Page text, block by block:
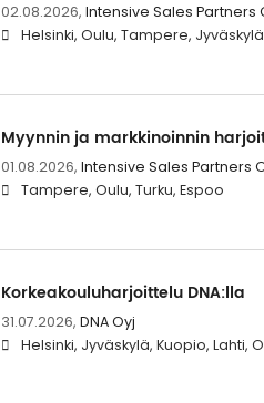
02.08.2026, Intensive Sales Partners
Helsinki, Oulu, Tampere, Jyväskylä
Myynnin ja markkinoinnin
01.08.2026, Intensive Sales Partners
Tampere, Oulu, Turku, Espoo
Korkeakouluharjoittelu DNA:lla
31.07.2026, DNA Oyj
Helsinki, Jyväskylä, Kuopio, Lahti,